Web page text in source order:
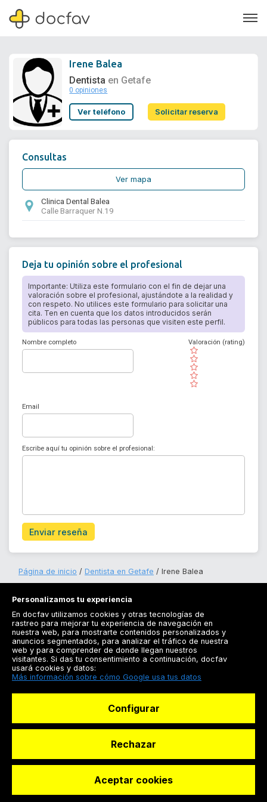
Soporte
Irene Balea
Dentista en Getafe
0 opiniones
Ver teléfono Solicitar reserva
Solicitar reserva
Consultas
Ver mapa
Clinica Dental Balea
Calle Barraquer N.19
Deja tu opinión sobre el profesional
Importante: Utiliza este formulario con el fin de dejar una
valoración sobre el profesional, ajustándote a la realidad y
con respeto. No utilices este formulario para solicitar una
cita. Ten en cuenta que los datos introducidos serán
públicos para todas las personas que visiten este perfil.
Nombre completo
( )
( )
( )
( )
( )
Valoración (rating)
Email
Escribe aquí tu opinión sobre el profesional:
Enviar reseña
Página de inicio Dentista en Getafe Irene Balea
Registrarse
Docfav
© Dashboard Technologies S.L
Personalizamos tu experiencia
En docfav utilizamos cookies y otras tecnologías de
rastreo para mejorar tu experiencia de navegación en
nuestra web, para mostrarte contenidos personalizados y
anuncios segmentados, para analizar el tráfico de nuestra
web y para comprender de donde llegan nuestros
visitantes. Si das tu consentimiento a continuación, docfav
usará cookies y datos:
Más información sobre cómo Google usa tus datos
Configurar
Rechazar
Aceptar cookies